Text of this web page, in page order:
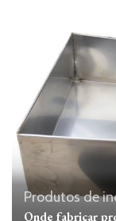
Produtos de
Onde fabricar